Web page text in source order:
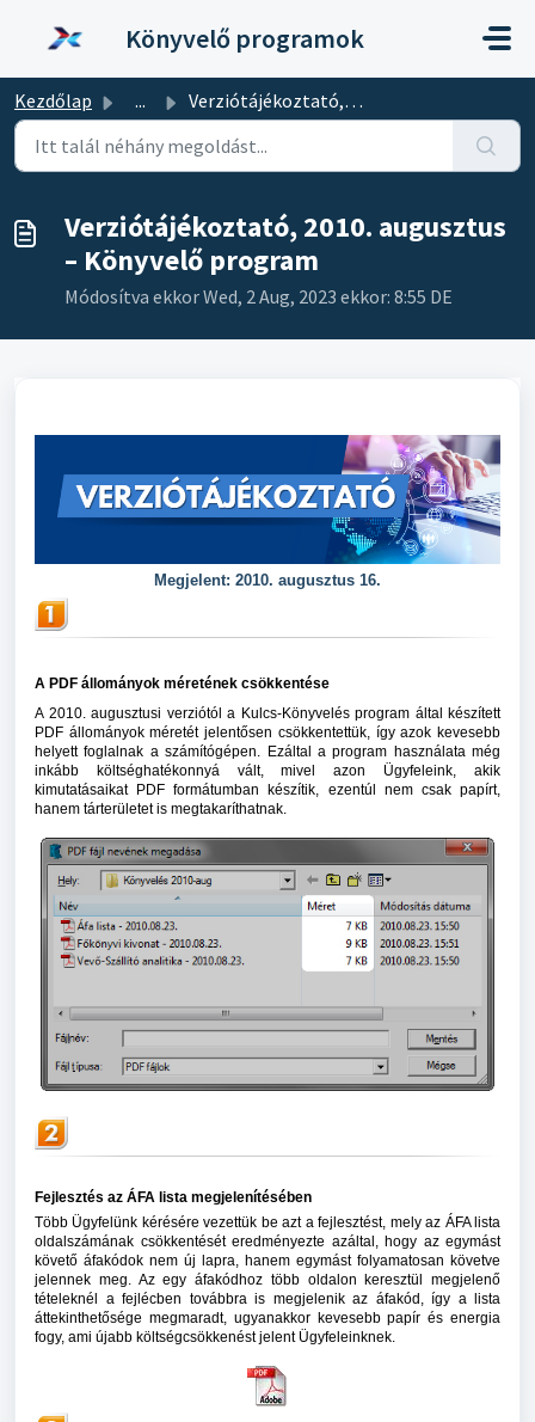
Könyvelő programok
Kezdőlap ... Verziótájékoztató, 2010. augusztus – Könyvelő program
Verziótájékoztató, 2010. augusztus
– Könyvelő program
Módosítva ekkor Wed, 2 Aug, 2023 ekkor: 8:55 DE
Megjelent: 2010. augusztus 16.
A PDF állományok méretének csökkentése
A 2010. augusztusi verziótól a Kulcs-Könyvelés program által készített
PDF állományok méretét jelentősen csökkentettük, így azok kevesebb
helyett foglalnak a számítógépen. Ezáltal a program használata még
inkább költséghatékonnyá vált, mivel azon Ügyfeleink, akik
kimutatásaikat PDF formátumban készítik, ezentúl nem csak papírt,
hanem tárterületet is megtakaríthatnak.
Fejlesztés az ÁFA lista megjelenítésében
Több Ügyfelünk kérésére vezettük be azt a fejlesztést, mely az ÁFA lista
oldalszámának csökkentését eredményezte azáltal, hogy az egymást
követő áfakódok nem új lapra, hanem egymást folyamatosan követve
jelennek meg. Az egy áfakódhoz több oldalon keresztül megjelenő
tételeknél a fejlécben továbbra is megjelenik az áfakód, így a lista
áttekinthetősége megmaradt, ugyanakkor kevesebb papír és energia
fogy, ami újabb költségcsökkenést jelent Ügyfeleinknek.